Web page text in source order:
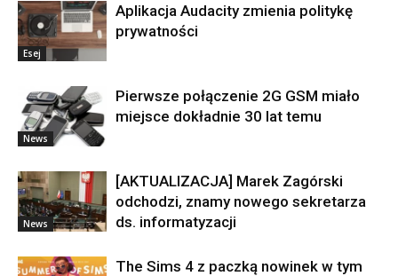
Esej
Aplikacja Audacity zmienia politykę
prywatności
News
Pierwsze połączenie 2G GSM miało
miejsce dokładnie 30 lat temu
News
[AKTUALIZACJA] Marek Zagórski
odchodzi, znamy nowego sekretarza
ds. informatyzacji
The Sims 4 z paczką nowinek w tym